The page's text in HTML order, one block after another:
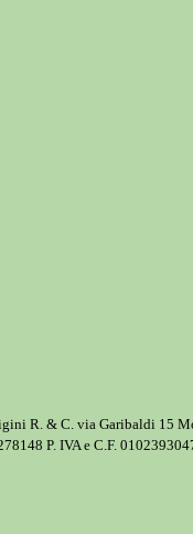
R. & C. via Garibaldi 15
P. IVA e C.F.